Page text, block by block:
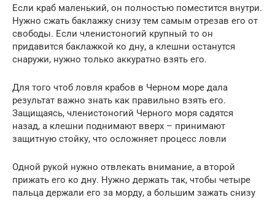
Если краб маленький, он полностью поместится внутри.
Нужно сжать баклажку снизу тем самым отрезав его от
свободы. Если членистоногий крупный то он
придавится баклажкой ко дну, а клешни останутся
снаружи, нужно только аккуратно взять его.
Для того чтоб ловля крабов в Черном море дала
результат важно знать как правильно взять его.
Защищаясь, членистоногий Черного моря садятся
назад, а клешни поднимают вверх – принимают
защитную стойку, что осложняет процесс ловли
Одной рукой нужно отвлекать внимание, а второй
прижать его ко дну. Нужно держать так, чтобы четыре
пальца держали его за морду, а большим зажать снизу